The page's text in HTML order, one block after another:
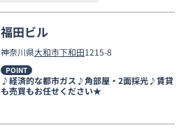
福田ビル
神奈川県大和市下和田1215-8
POINT
♪経済的な都市ガス♪角部屋・2面採光♪賃貸
も売買もお任せください★